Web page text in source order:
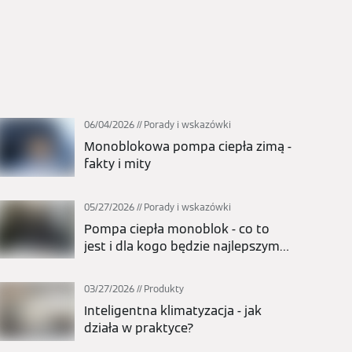
06/04/2026 Porady i wskazówki
Monoblokowa pompa ciepła zimą -
fakty i mity
05/27/2026 Porady i wskazówki
Pompa ciepła monoblok - co to
jest i dla kogo będzie najlepszym
03/27/2026 Produkty
Inteligentna klimatyzacja - jak
działa w praktyce?